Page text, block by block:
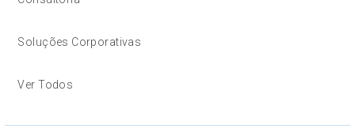
Soluções Corporativas
Ver Todos